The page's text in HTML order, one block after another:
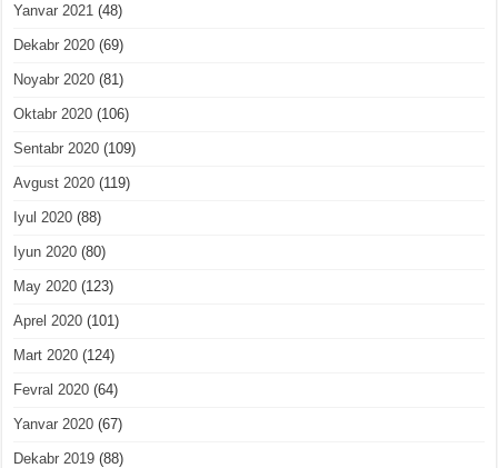
Yanvar 2021 (48)
Dekabr 2020 (69)
Noyabr 2020 (81)
Oktabr 2020 (106)
Sentabr 2020 (109)
Avgust 2020 (119)
Iyul 2020 (88)
Iyun 2020 (80)
May 2020 (123)
Aprel 2020 (101)
Mart 2020 (124)
Fevral 2020 (64)
Yanvar 2020 (67)
Dekabr 2019 (88)